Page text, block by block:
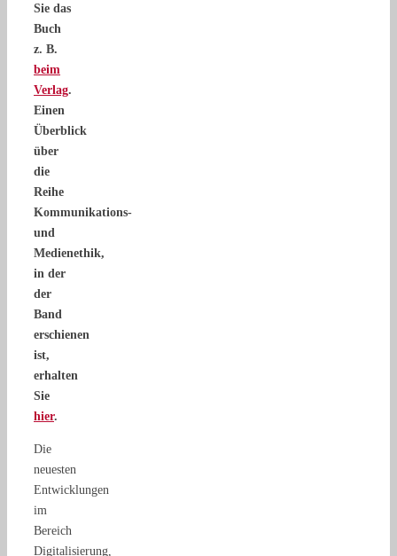
Sie das
Buch
z. B.
beim
Verlag.
Einen
Überblick
über
die
Reihe
Kommunikations-
und
Medienethik,
in der
der
Band
erschienen
ist,
erhalten
Sie
hier.
Die
neuesten
Entwicklungen
im
Bereich
Digitalisierung,